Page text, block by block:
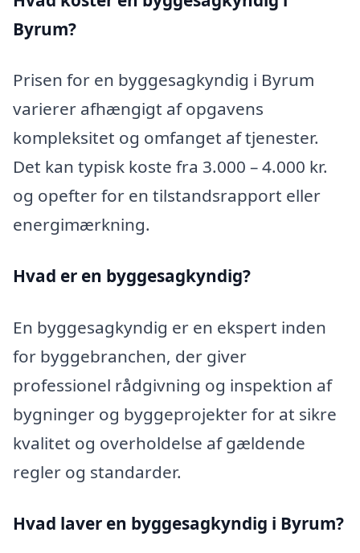
Byrum?
Prisen for en byggesagkyndig i Byrum
varierer afhængigt af opgavens
kompleksitet og omfanget af tjenester.
Det kan typisk koste fra 3.000 – 4.000 kr.
og opefter for en tilstandsrapport eller
energimærkning.
Hvad er en byggesagkyndig?
En byggesagkyndig er en ekspert inden
for byggebranchen, der giver
professionel rådgivning og inspektion af
bygninger og byggeprojekter for at sikre
kvalitet og overholdelse af gældende
regler og standarder.
Hvad laver en byggesagkyndig i Byrum?